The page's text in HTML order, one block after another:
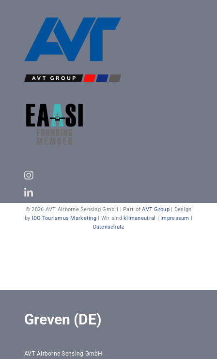
© 2026 AVT Airborne Sensing GmbH | Part ofAVT Group| Design
by
IDC Tourismus Marketing| Wir sind klimaneutral Impressum
Datenschutz
Greven (DE)
AVT Airborne Sensing GmbH